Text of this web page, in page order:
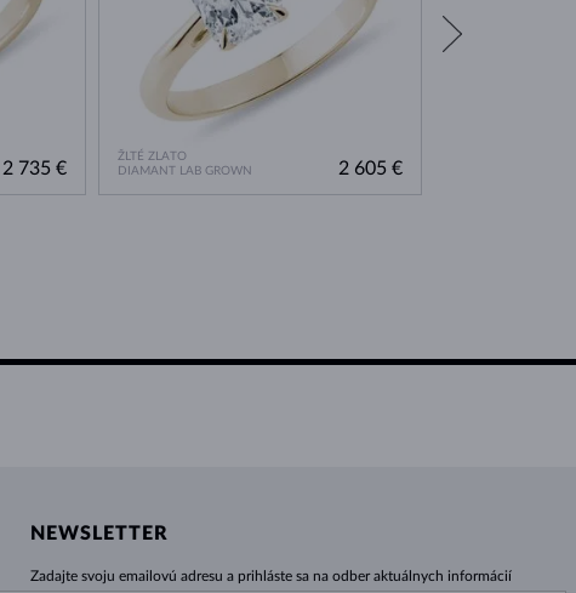
2 735 €
ŽLTÉ ZLATO
DIAMANT LAB GROWN
2 605 €
NEWSLETTER
Zadajte svoju emailovú adresu a prihláste sa na odber aktuálnych informácií